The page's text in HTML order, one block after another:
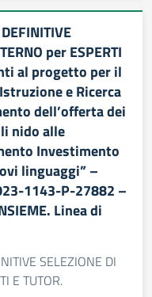
per ESPERTI
al progetto per il
e Ricerca
dell’offerta dei
nido alle
Investimento
linguaggi” –
1143-P-27882 –
Linea di
SELEZIONE DI
E TUTOR.